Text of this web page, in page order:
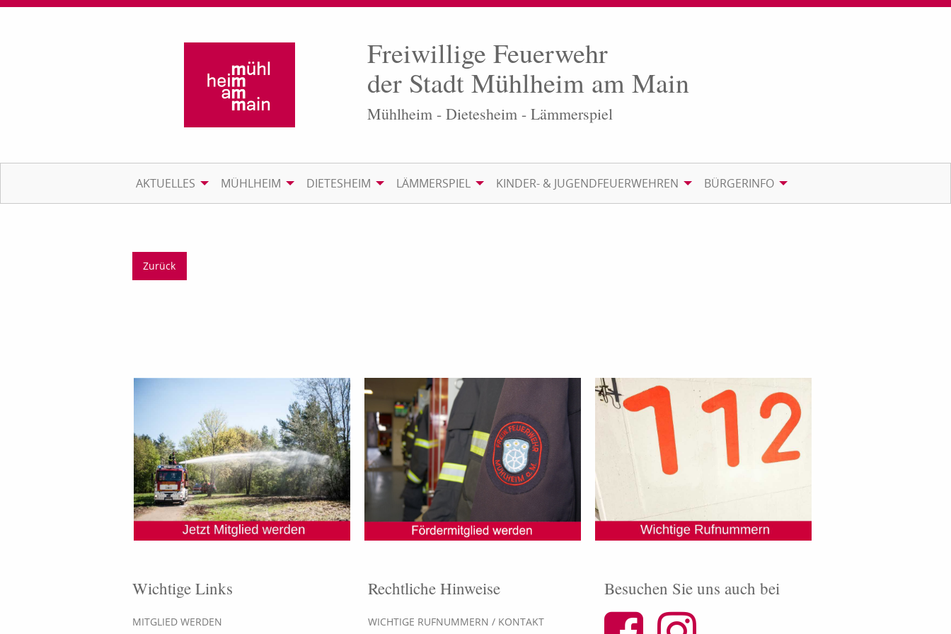
Freiwillige Feuerwehr
der Stadt Mühlheim am Main
Mühlheim - Dietesheim - Lämmerspiel
AKTUELLES MÜHLHEIM DIETESHEIM LÄMMERSPIEL KINDER- & JUGENDFEUERWEHREN BÜRGERINFO
Zurück
Wichtige Links
MITGLIED WERDEN
Rechtliche Hinweise
WICHTIGE RUFNUMMERN / KONTAKT
Besuchen Sie uns auch bei